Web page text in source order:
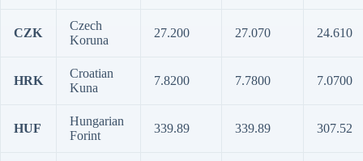
CZK
Czech
Koruna
27.200 27.070 24.610
HRK
Croatian
Kuna
7.8200 7.7800 7.0700
HUF
Hungarian
Forint
339.89 339.89 307.52